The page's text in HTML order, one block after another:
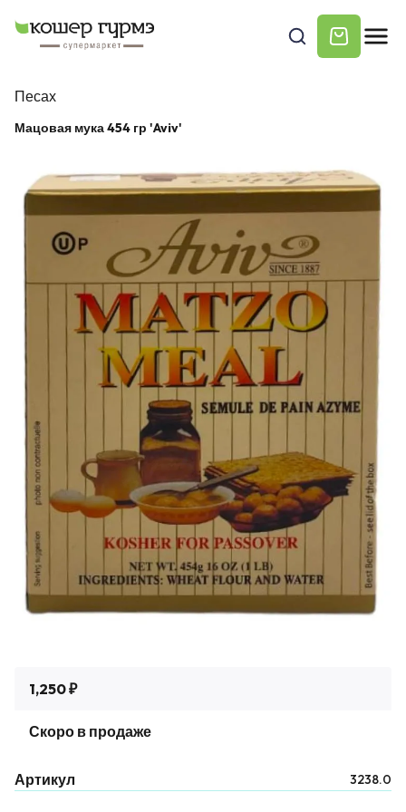
Песах
Мацовая мука 454 гр 'Aviv'
1,250 ₽
Скоро в продаже
Артикул 3238.0